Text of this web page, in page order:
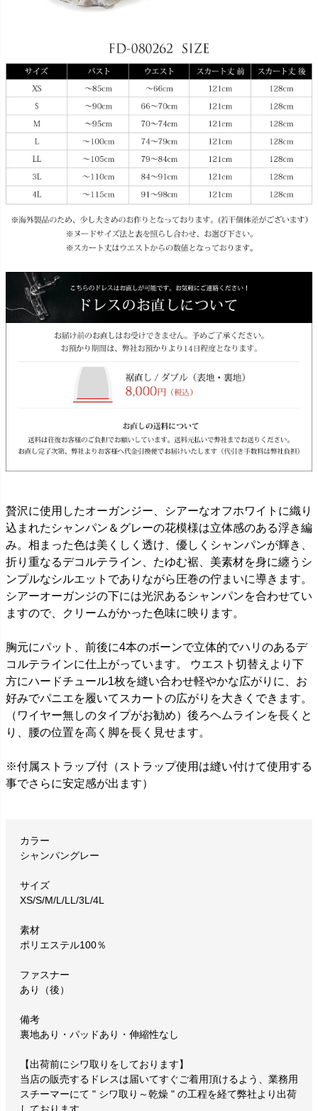
贅沢に使用したオーガンジー、シアーなオフホワイトに織り
込まれたシャンパン＆グレーの花模様は立体感のある浮き編
み。相まった色は美くしく透け、優しくシャンパンが輝き、
折り重なるデコルテライン、たゆむ裾、美素材を身に纏うシ
ンプルなシルエットでありながら圧巻の佇まいに導きます。
シアーオーガンジの下には光沢あるシャンパンを合わせてい
ますので、クリームがかった色味に映ります。
胸元にパット、前後に4本のボーンで立体的でハリのあるデ
コルテラインに仕上がっています。 ウエスト切替えより下
方にハードチュール1枚を縫い合わせ軽やかな広がりに、お
好みでパニエを履いてスカートの広がりを大きくできます。
（ワイヤー無しのタイプがお勧め）後ろヘムラインを長くと
り、腰の位置を高く脚を長く見せます。
※付属ストラップ付（ストラップ使用は縫い付けて使用する
事でさらに安定感が出ます）
カラー
シャンパングレー
サイズ
XS/S/M/L/LL/3L/4L
素材
ポリエステル100％
ファスナー
あり（後）
備考
裏地あり・パッドあり・伸縮性なし
【出荷前にシワ取りをしております】
当店の販売するドレスは届いてすぐご着用頂けるよう、業務用
スチーマーにて " シワ取り～乾燥 " の工程を経て弊社より出荷